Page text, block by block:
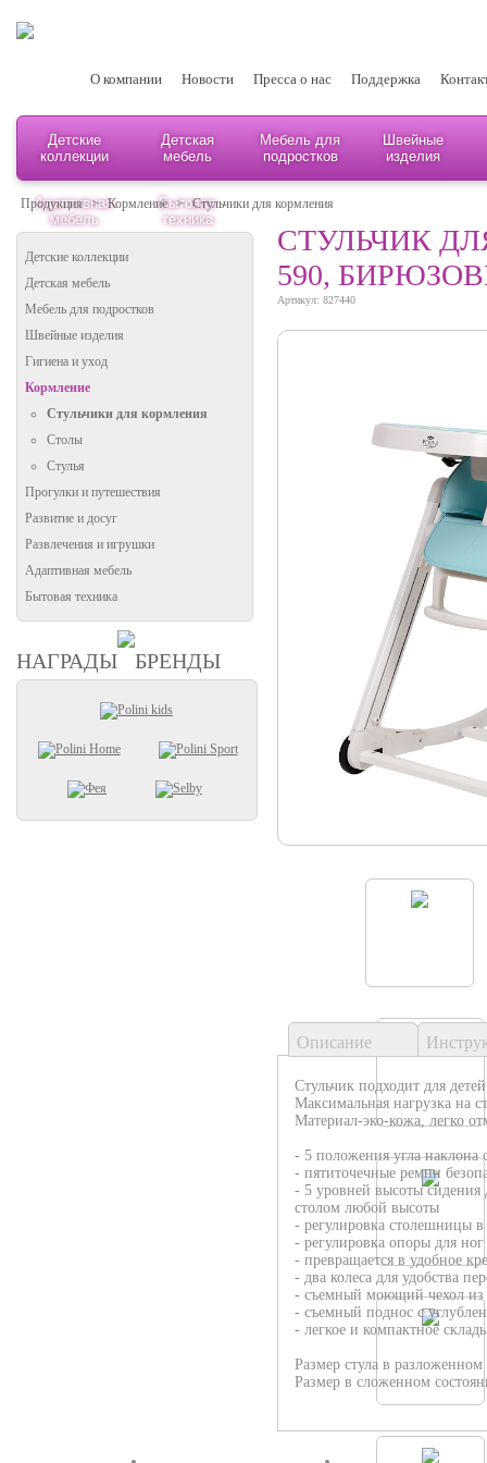
О компании Новости Пресса о нас Поддержка
Детские
коллекции
Детская
мебель
Мебель для
подростков
Швейные
изделия
Адаптивная
мебель
Бытовая
техника
Продукция > Кормление > Стульчики для кормления
Детские коллекции
Детская мебель
Мебель для подростков
Швейные изделия
Гигиена и уход
Кормление
Стульчики для кормления
Столы
Стулья
Прогулки и путешествия
Развитие и досуг
Развлечения и игрушки
Адаптивная мебель
Бытовая техника
НАГРАДЫ БРЕНДЫ
СТУЛЬЧИК
590,
Артикул: 827440
Описание
Стульчик подходит для
Максимальная нагрузка на
Материал-эко-кожа, легко
- 5 положения угла наклона
- пятиточечные ремни
- 5 уровней высоты сидения
столом любой высоты
- регулировка столешницы
- регулировка опоры для
- превращается в удобное
- два колеса для удобства
- съемный моющий чехол из
- съемный поднос с
- легкое и компактное
Размер стула в
Размер в сложенном